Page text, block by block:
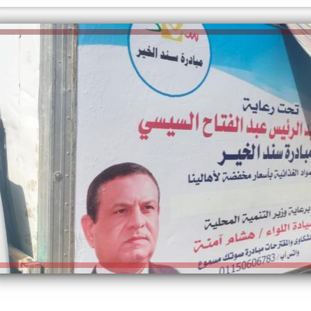
إلهام شرشر تكتب: دي مبقتش كورة..
دي سياسة
الكاتبة إلهام شرشر تهنئ الرئيس
السيسي بعيد ميلاده وتُشيد بجهوده
في بناء الدولة